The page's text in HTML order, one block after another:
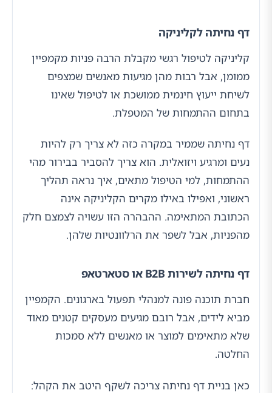
דף נחיתה לקליניקה
קליניקה לטיפול רגשי מקבלת הרבה פניות מקמפיין
ממומן, אבל רבות מהן מגיעות מאנשים שמצפים
לשיחת ייעוץ חינמית ממושכת או לטיפול שאינו
בתחום ההתמחות של המטפלת.
דף נחיתה שממיר במקרה כזה לא צריך רק להיות
נעים ומרגיע ויזואלית. הוא צריך להסביר בבירור מהי
ההתמחות, למי הטיפול מתאים, איך נראה תהליך
ראשוני, ואפילו באילו מקרים הקליניקה אינה
הכתובת המתאימה. ההבהרה הזו עשויה לצמצם חלק
מהפניות, אבל לשפר את הרלוונטיות שלהן.
דף נחיתה לשירות B2B או סטארטאפ
חברת תוכנה פונה למנהלי תפעול בארגונים. הקמפיין
מביא לידים, אבל רובם מגיעים מעסקים קטנים מאוד
שלא מתאימים למוצר או מאנשים ללא סמכות
החלטה.
כאן בניית דף נחיתה צריכה לשקף היטב את הקהל: